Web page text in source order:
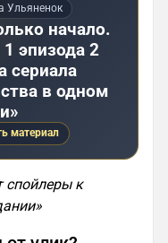
Ульяненок
начало.
1 эпизода 2
сериала
в одном
материал
спойлеры к